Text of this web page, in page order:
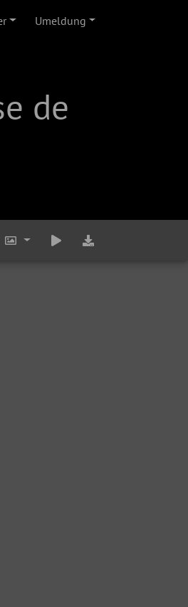
Umeldung
de